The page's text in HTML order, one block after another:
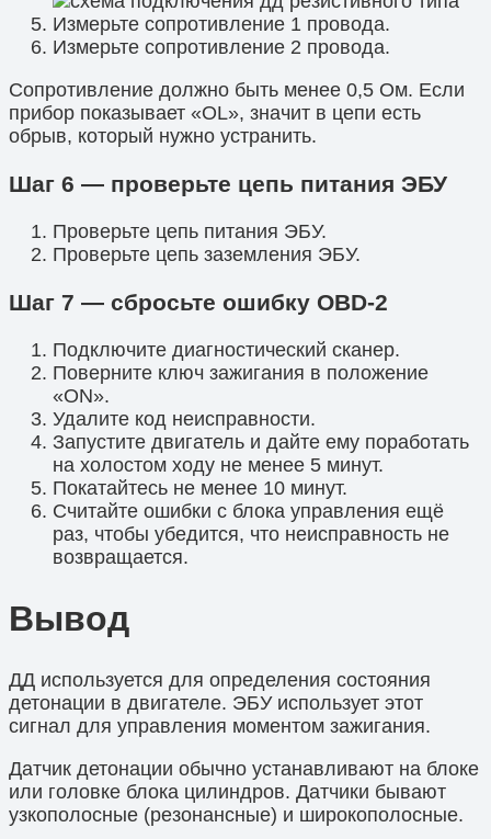
Измерьте сопротивление 1 провода.
Измерьте сопротивление 2 провода.
Сопротивление должно быть менее 0,5 Ом. Если
прибор показывает «OL», значит в цепи есть
обрыв, который нужно устранить.
Шаг 6 — проверьте цепь питания ЭБУ
Проверьте цепь питания ЭБУ.
Проверьте цепь заземления ЭБУ.
Шаг 7 — сбросьте ошибку OBD-2
Подключите диагностический сканер.
Поверните ключ зажигания в положение
«ON».
Удалите код неисправности.
Запустите двигатель и дайте ему поработать
на холостом ходу не менее 5 минут.
Покатайтесь не менее 10 минут.
Считайте ошибки с блока управления ещё
раз, чтобы убедится, что неисправность не
возвращается.
Вывод
ДД используется для определения состояния
детонации в двигателе. ЭБУ использует этот
сигнал для управления моментом зажигания.
Датчик детонации обычно устанавливают на блоке
или головке блока цилиндров. Датчики бывают
узкополосные (резонансные) и широкополосные.